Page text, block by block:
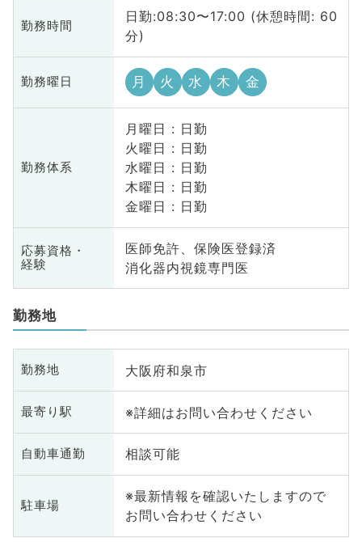
勤務時間
日勤:08:30〜17:00 (休憩時間: 60
分)
勤務曜日 月 火 水 木 金
勤務体系
月曜日 : 日勤
火曜日 : 日勤
水曜日 : 日勤
木曜日 : 日勤
金曜日 : 日勤
応募資格・
経験
医師免許、保険医登録済
消化器内視鏡専門医
勤務地
勤務地 大阪府和泉市
最寄り駅 ※詳細はお問い合わせください
自動車通勤 相談可能
駐車場
※最新情報を確認いたしますので
お問い合わせください